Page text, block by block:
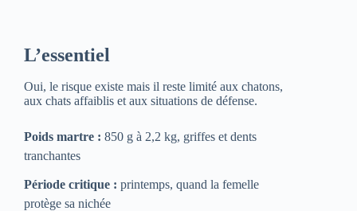
L’essentiel
Oui, le risque existe mais il reste limité aux chatons,
aux chats affaiblis et aux situations de défense.
Poids martre : 850 g à 2,2 kg, griffes et dents
tranchantes
Période critique : printemps, quand la femelle
protège sa nichée